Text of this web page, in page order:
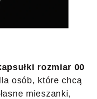
rozmiar 00
osób, które chcą
mieszanki,